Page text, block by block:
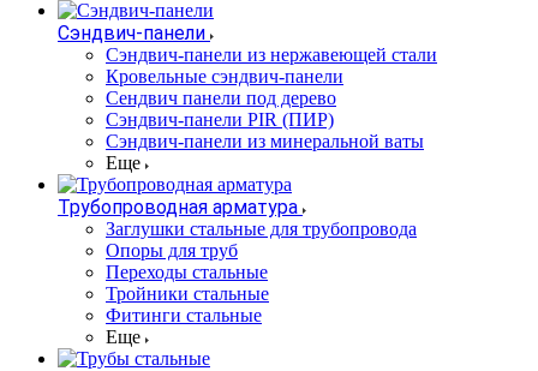
Сэндвич-панели
Cэндвич-панели из нержавеющей стали
Кровельные сэндвич-панели
Сендвич панели под дерево
Сэндвич-панели PIR (ПИР)
Сэндвич-панели из минеральной ваты
Еще
Трубопроводная арматура
Заглушки стальные для трубопровода
Опоры для труб
Переходы стальные
Тройники стальные
Фитинги стальные
Еще